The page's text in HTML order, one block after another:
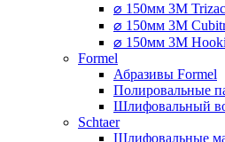
⌀ 150мм 3M
⌀ 150мм 3M
⌀ 150мм 3M
Formel
Абразивы Formel
Полировальные
Шлифовальный
Schtaer
Шлифовальные